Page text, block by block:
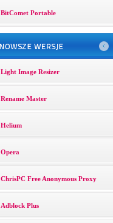
BitComet Portable
Light Image Resizer
Rename Master
Helium
Opera
ChrisPC Free Anonymous Proxy
Adblock Plus